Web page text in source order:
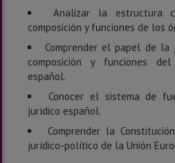
Analizar la estructura
composición y funciones de los
Comprender el papel de
composición y funciones
español.
Conocer el sistema de
jurídico español.
Comprender la
jurídico-político de la Unión